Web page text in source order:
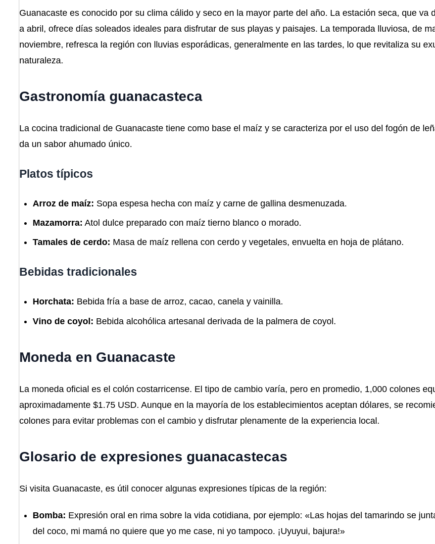
Guanacaste es conocido por su clima cálido y seco en la mayor parte del año. La estación seca, que va
a abril, ofrece días soleados ideales para disfrutar de sus playas y paisajes. La temporada lluviosa, de
noviembre, refresca la región con lluvias esporádicas, generalmente en las tardes, lo que revitaliza su
naturaleza.
Gastronomía guanacasteca
La cocina tradicional de Guanacaste tiene como base el maíz y se caracteriza por el uso del fogón de
da un sabor ahumado único.
Platos típicos
Arroz de maíz: Sopa espesa hecha con maíz y carne de gallina desmenuzada.
Mazamorra: Atol dulce preparado con maíz tierno blanco o morado.
Tamales de cerdo: Masa de maíz rellena con cerdo y vegetales, envuelta en hoja de plátano.
Bebidas tradicionales
Horchata: Bebida fría a base de arroz, cacao, canela y vainilla.
Vino de coyol: Bebida alcohólica artesanal derivada de la palmera de coyol.
Moneda en Guanacaste
La moneda oficial es el colón costarricense. El tipo de cambio varía, pero en promedio, 1,000 colones
aproximadamente $1.75 USD. Aunque en la mayoría de los establecimientos aceptan dólares, se
colones para evitar problemas con el cambio y disfrutar plenamente de la experiencia local.
Glosario de expresiones guanacastecas
Si visita Guanacaste, es útil conocer algunas expresiones típicas de la región:
Bomba: Expresión oral en rima sobre la vida cotidiana, por ejemplo: «Las hojas del tamarindo se
del coco, mi mamá no quiere que yo me case, ni yo tampoco. ¡Uyuyui, bajura!»